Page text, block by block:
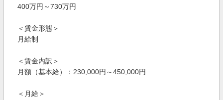
400万円～730万円
＜賃金形態＞
月給制
＜賃金内訳＞
月額（基本給）：230,000円～450,000円
＜月給＞